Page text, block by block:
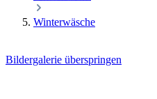
Winterwäsche
Bildergalerie überspringen